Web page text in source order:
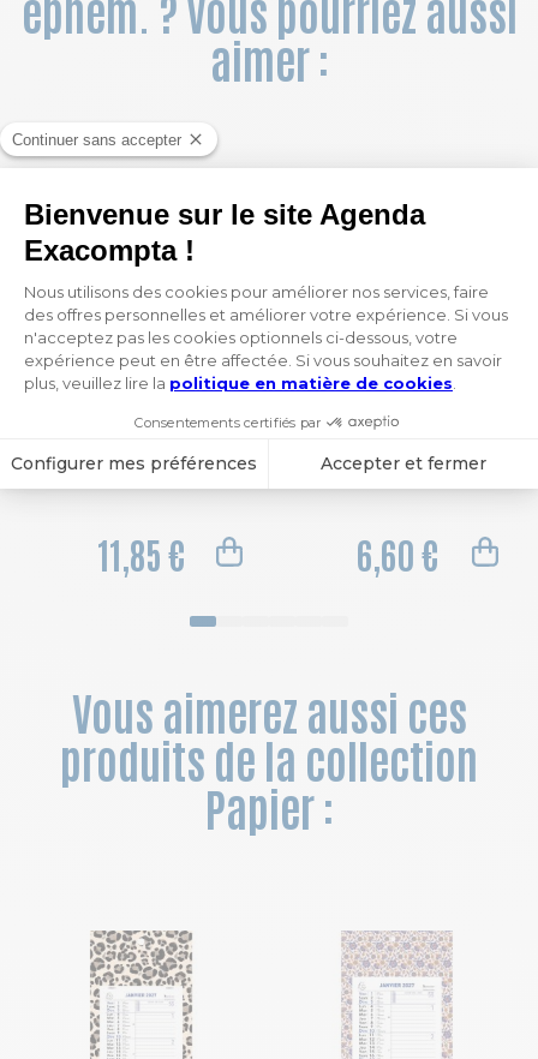
aimer :
11,85 € 6,60 €
Vous aimerez aussi ces
produits de la collection
Papier :